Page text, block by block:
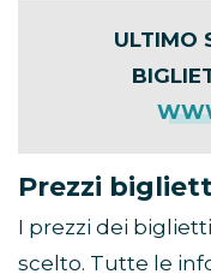
ULTIMO
Prezzi
I prezzi dei
scelto. Tutte le